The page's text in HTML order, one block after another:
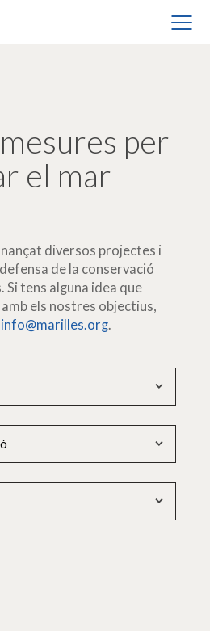
per
el mar
diversos projectes i
de la conservació
Si tens alguna idea que
els nostres objectius,
info@marilles.org.